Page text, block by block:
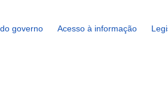
governo Acesso à informação